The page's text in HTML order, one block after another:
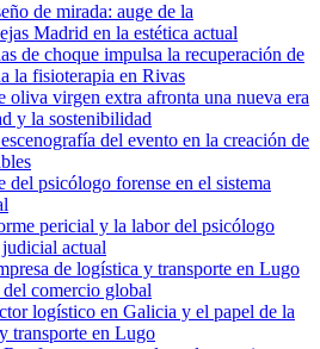
de mirada: auge de la
Madrid en la estética actual
de choque impulsa la recuperación de
la fisioterapia en Rivas
oliva virgen extra afronta una nueva era
y la sostenibilidad
del evento en la creación de
del psicólogo forense en el sistema
pericial y la labor del psicólogo
actual
de logística y transporte en Lugo
comercio global
logístico en Galicia y el papel de la
transporte en Lugo